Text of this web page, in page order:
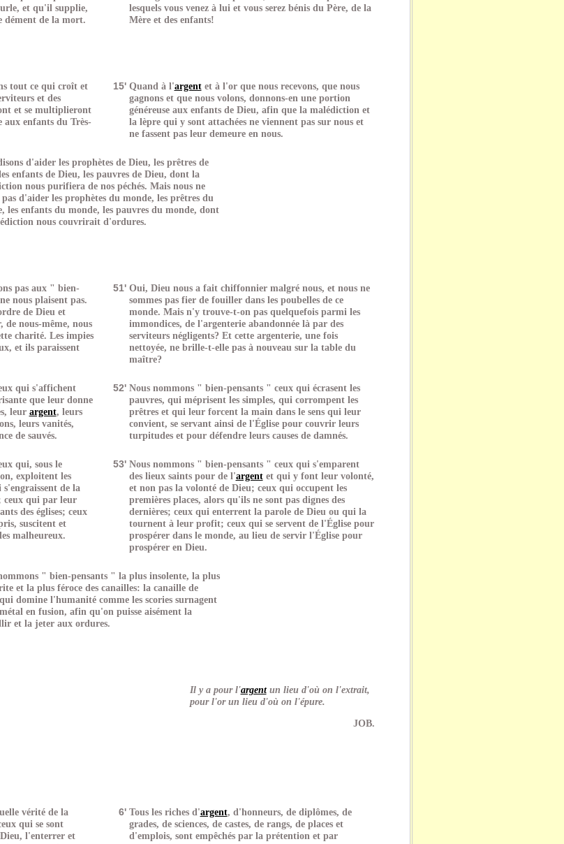
et qu'il supplie,
dément de la mort.
lesquels vous venez à lui et vous serez bénis du Père, de la
Mère et des enfants!
tout ce qui croît et
et des
et se multiplieront
aux enfants du Très-
15' Quand à l'argentet à l'or que nous recevons, que nous
gagnons et que nous volons, donnons-en une portion
généreuse aux enfants de Dieu, afin que la malédiction et
la lèpre qui y sont attachées ne viennent pas sur nous et
ne fassent pas leur demeure en nous.
d'aider les prophètes de Dieu, les prêtres de
enfants de Dieu, les pauvres de Dieu, dont la
nous purifiera de nos péchés. Mais nous ne
pas d'aider les prophètes du monde, les prêtres du
les enfants du monde, les pauvres du monde, dont
nous couvrirait d'ordures.
pas aux " bien-
nous plaisent pas.
de Dieu et
de nous-même, nous
charité. Les impies
et ils paraissent
51' Oui, Dieu nous a fait chiffonnier malgré nous, et nous ne
sommes pas fier de fouiller dans les poubelles de ce
monde. Mais n'y trouve-t-on pas quelquefois parmi les
immondices, de l'argenterie abandonnée là par des
serviteurs négligents? Et cette argenterie, une fois
nettoyée, ne brille-t-elle pas à nouveau sur la table du
maître?
qui s'affichent
que leur donne
leur argent, leurs
leurs vanités,
de sauvés.
52' Nous nommons " bien-pensants " ceux qui écrasent les
pauvres, qui méprisent les simples, qui corrompent les
prêtres et qui leur forcent la main dans le sens qui leur
convient, se servant ainsi de l'Église pour couvrir leurs
turpitudes et pour défendre leurs causes de damnés.
qui, sous le
exploitent les
de la
ceux qui par leur
des églises; ceux
suscitent et
malheureux.
53' Nous nommons " bien-pensants " ceux qui s'emparent
des lieux saints pour de l'argentet qui y font leur volonté,
et non pas la volonté de Dieu; ceux qui occupent les
premières places, alors qu'ils ne sont pas dignes des
dernières; ceux qui enterrent la parole de Dieu ou qui la
tournent à leur profit; ceux qui se servent de l'Église pour
prospérer dans le monde, au lieu de servir l'Église pour
prospérer en Dieu.
" bien-pensants " la plus insolente, la plus
et la plus féroce des canailles: la canaille de
domine l'humanité comme les scories surnagent
en fusion, afin qu'on puisse aisément la
et la jeter aux ordures.
Il y a pour l'argentun lieu d'où on l'extrait,
pour l'or un lieu d'où on l'épure.
JOB.
vérité de la
qui se sont
l'enterrer et
6' Tous les riches d'argent, d'honneurs, de diplômes, de
grades, de sciences, de castes, de rangs, de places et
d'emplois, sont empêchés par la prétention et par